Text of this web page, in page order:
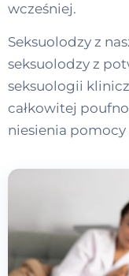
wcześniej.
Seksuolodzy z
seksuolodzy z
seksuologii
całkowitej
niesienia pomocy